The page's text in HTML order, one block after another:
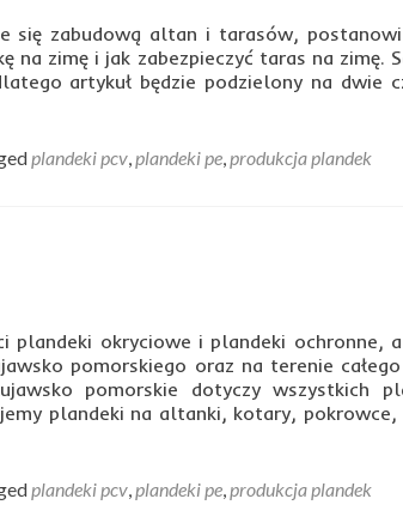
się zabudową altan i tarasów,
na zimę i jak zabezpieczyć taras na zimę.
artykuł będzie podzielony na dwie
plandeki pcv,plandeki pe,produkcja plandek
plandeki okryciowe i plandeki ochronne,
pomorskiego oraz na terenie
pomorskie dotyczy wszystkich
plandeki na altanki, kotary,
plandeki pcv,plandeki pe,produkcja plandek